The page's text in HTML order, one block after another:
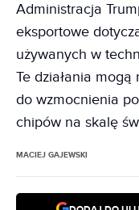
Administracja
eksportowe
używanych w
Te działania
do wzmocnienia
chipów na skalę
MACIEJ GAJEWSKI